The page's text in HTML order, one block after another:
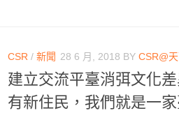
CSR / 新聞 28 6 月, 2018 BY CSR@
建立交流平臺消弭文化
有新住民，我們就是一